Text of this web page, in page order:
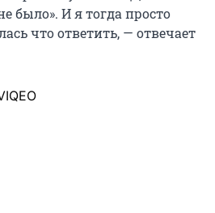
было». И я тогда просто
что ответить, — отвечает